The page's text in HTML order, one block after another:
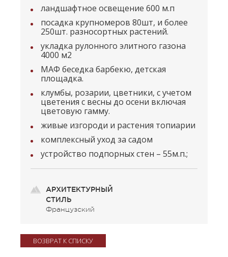
ландшафтное освещение 600 м.п
посадка крупномеров 80шт, и более
250шт. разносортных растений.
укладка рулонного элитного газона
4000 м2
МАФ беседка барбекю, детская
площадка.
клумбы, розарии, цветники, с учетом
цветения с весны до осени включая
цветовую гамму.
живые изгороди и растения топиарии
комплексный уход за садом
устройство подпорных стен – 55м.п.;
АРХИТЕКТУРНЫЙ
СТИЛЬ
Французский
ВОЗВРАТ К СПИСКУ